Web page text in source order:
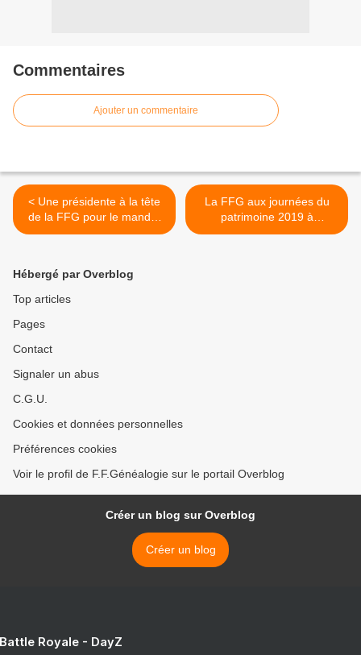
Commentaires
Ajouter un commentaire
< Une présidente à la tête
de la FFG pour le mandat
2019-2022
La FFG aux journées du
patrimoine 2019 à
Vincennes et aux Invalides
Hébergé par Overblog
Top articles
Pages
Contact
Signaler un abus
C.G.U.
Cookies et données personnelles
Préférences cookies
Voir le profil de F.F.Généalogie sur le portail Overblog
Créer un blog sur Overblog
Créer un blog
Royale - DayZ